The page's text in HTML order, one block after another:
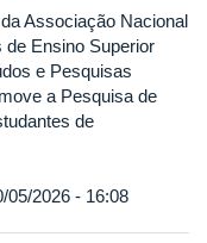
Associação Nacional
Ensino Superior
e Pesquisas
a Pesquisa de
de
05/2026 - 16:08